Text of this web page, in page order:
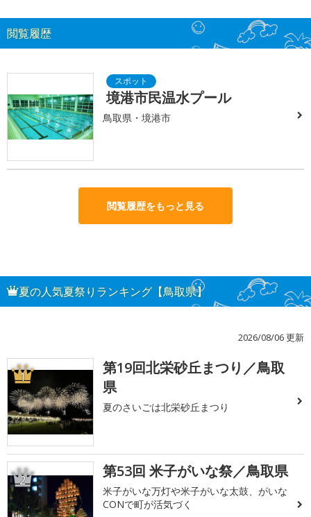
閲覧履歴
境港市民温水プール
鳥取県・境港市
閲覧履歴をもっと見る
夏の人気夏祭りランキング【鳥取県】
2026/08/06 更新
1
第19回北栄砂丘まつり／鳥取
県
夏のさいごは北栄砂丘まつり
2 第53回 米子がいな祭／鳥取県
米子がいな万灯や米子がいな太鼓、がいな
CONで町が活気づく